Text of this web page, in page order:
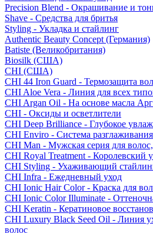
Precision Blend - Окрашивание и
Shave - Средства для бритья
Styling - Укладка и стайлинг
Authentic Beauty Concept (Германия)
Batiste (Великобритания)
Biosilk (США)
CHI (США)
CHI 44 Iron Guard - Термозащита
CHI Aloe Vera - Линия для всех
CHI Argan Oil - На основе масла
CHI - Оксиды и осветлители
CHI Deep Brilliance - Глубокое
CHI Enviro - Система
CHI Man - Мужская серия для
CHI Royal Treatment - Королевский
CHI Styling - Ухаживающий
CHI Infra - Ежедневный уход
CHI Ionic Hair Color - Краска для
CHI Ionic Color Illuminate -
CHI Keratin - Кератиновое
CHI Luxury Black Seed Oil - Линия
волос